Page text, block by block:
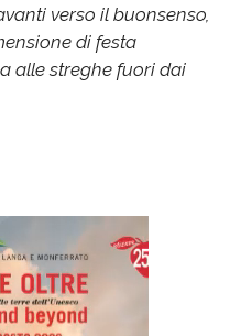
verso il buonsenso,
di festa
alle streghe fuori dai